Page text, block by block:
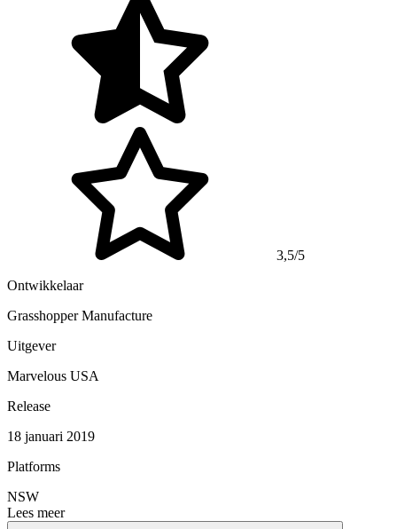
3,5/5
Ontwikkelaar
Grasshopper Manufacture
Uitgever
Marvelous USA
Release
18 januari 2019
Platforms
NSW
Lees meer